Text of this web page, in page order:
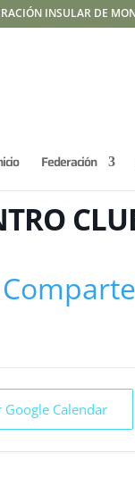
INSULAR DE
Federación
WhatsApp
Comparte
Google Calendar